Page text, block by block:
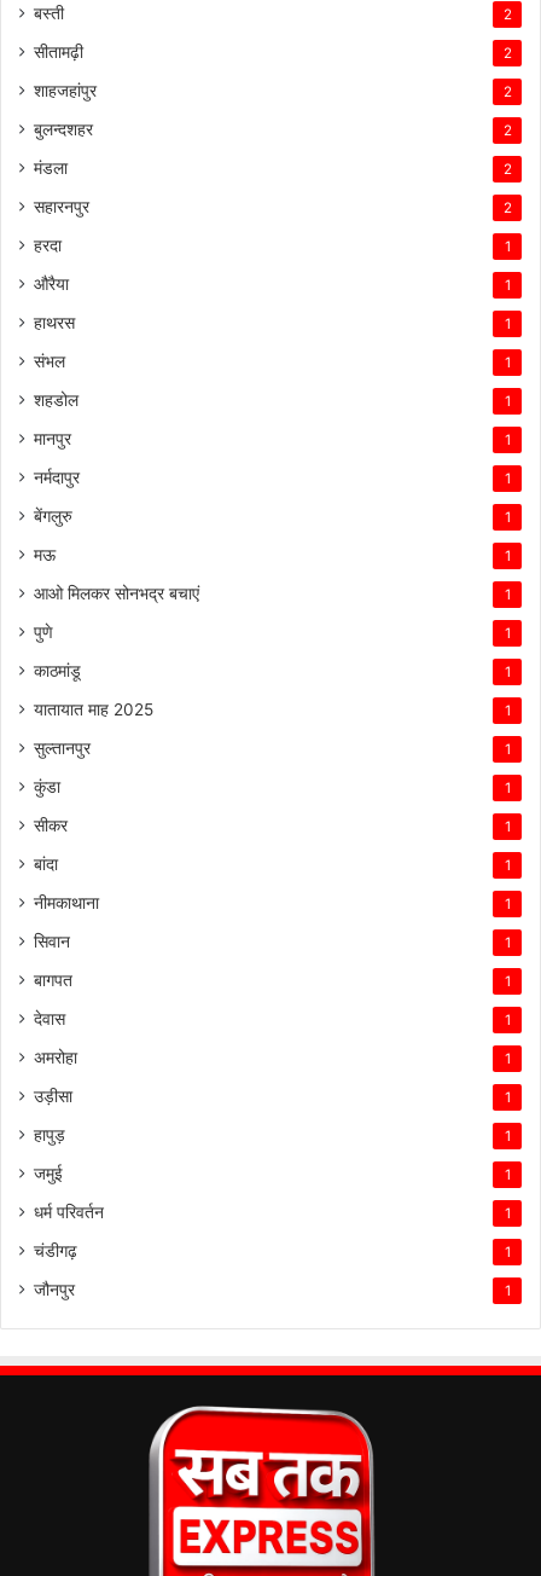
बस्ती 2
सीतामढ़ी 2
शाहजहांपुर 2
बुलन्दशहर 2
मंडला 2
सहारनपुर 2
हरदा 1
औरैया 1
हाथरस 1
संभल 1
शहडोल 1
मानपुर 1
नर्मदापुर 1
बेंगलुरु 1
मऊ 1
आओ मिलकर सोनभद्र बचाएं 1
पुणे 1
काठमांडू 1
यातायात माह 2025 1
सुल्तानपुर 1
कुंडा 1
सीकर 1
बांदा 1
नीमकाथाना 1
सिवान 1
बागपत 1
देवास 1
अमरोहा 1
उड़ीसा 1
हापुड़ 1
जमुई 1
धर्म परिवर्तन 1
चंडीगढ़ 1
जौनपुर 1